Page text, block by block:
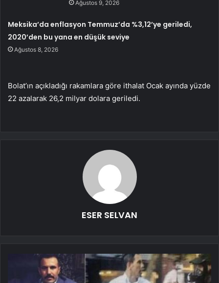
Ağustos 9, 2026
Meksika’da enflasyon Temmuz’da %3,12’ye geriledi,
2020’den bu yana en düşük seviye
Ağustos 8, 2026
Bolat’ın açıkladığı rakamlara göre ithalat Ocak ayında yüzde
22 azalarak 26,2 milyar dolara geriledi.
ESER SELVAN